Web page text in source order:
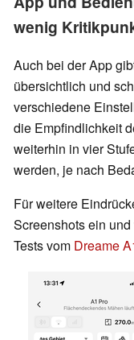
wenig
Auch bei der App
übersichtlich und
verschiedene
die Empfindlichkeit
weiterhin in vier
werden, je nach
Für weitere
Screenshots ein
Tests vom Dreame